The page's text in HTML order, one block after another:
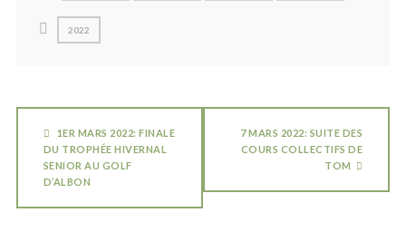
2022
1ER MARS 2022: FINALE
DU TROPHÉE HIVERNAL
SENIOR AU GOLF
D’ALBON
7 MARS 2022: SUITE DES
COURS COLLECTIFS DE
TOM